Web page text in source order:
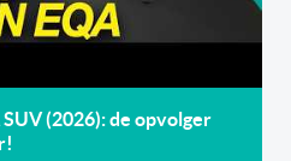
(2026): de opvolger